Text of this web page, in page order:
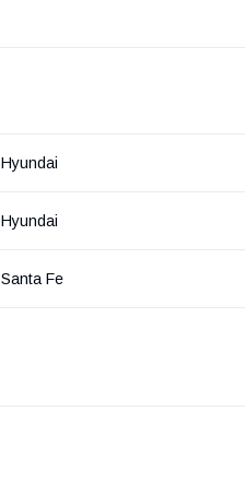
Hyundai
Hyundai
Santa Fe